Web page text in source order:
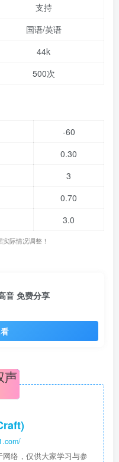
支持
国语/英语
44k
500次
-60
0.30
3
0.70
3.0
际情况调整！
音 免费分享
声
络，仅供大家学习与参